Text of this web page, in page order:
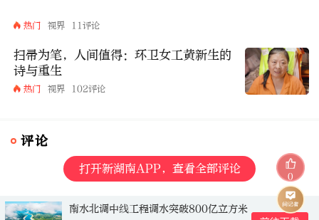
热门 视界 11评论
扫帚为笔，人间值得：环卫女工黄新生的
诗与重生
热门 视界 102评论
评论
打开新湖南APP，查看全部评论
南水北调中线工程调水突破800亿立方米
0